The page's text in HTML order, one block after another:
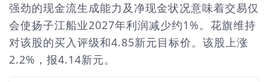
强劲的现金流生成能力及净现金状况意味着交易仅
会使扬子江船业2027年利润减少约1%。花旗维持
对该股的买入评级和4.85新元目标价。该股上涨
2.2%，报4.14新元。